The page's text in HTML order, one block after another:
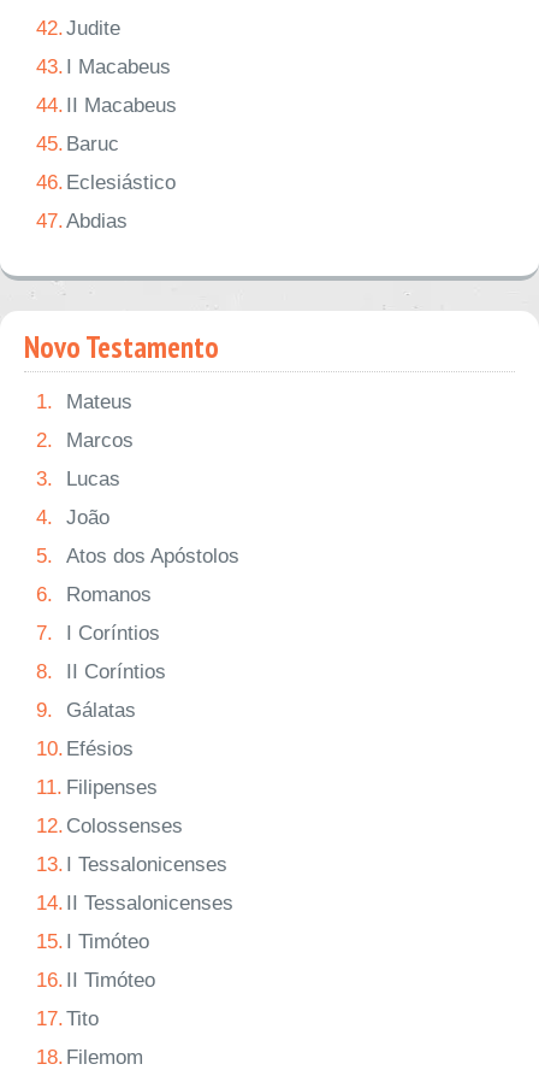
42.Judite
43. I Macabeus
44. II Macabeus
45. Baruc
46. Eclesiástico
47.Abdias
Novo Testamento
1.
Mateus
2.
Marcos
3.
Lucas
4.
João
5.
Atos dos Apóstolos
6.
Romanos
7.
I Coríntios
8.
II Coríntios
9.
Gálatas
10. Efésios
11. Filipenses
12. Colossenses
13. I Tessalonicenses
14. II Tessalonicenses
15. I Timóteo
16. II Timóteo
17.Tito
18. Filemom